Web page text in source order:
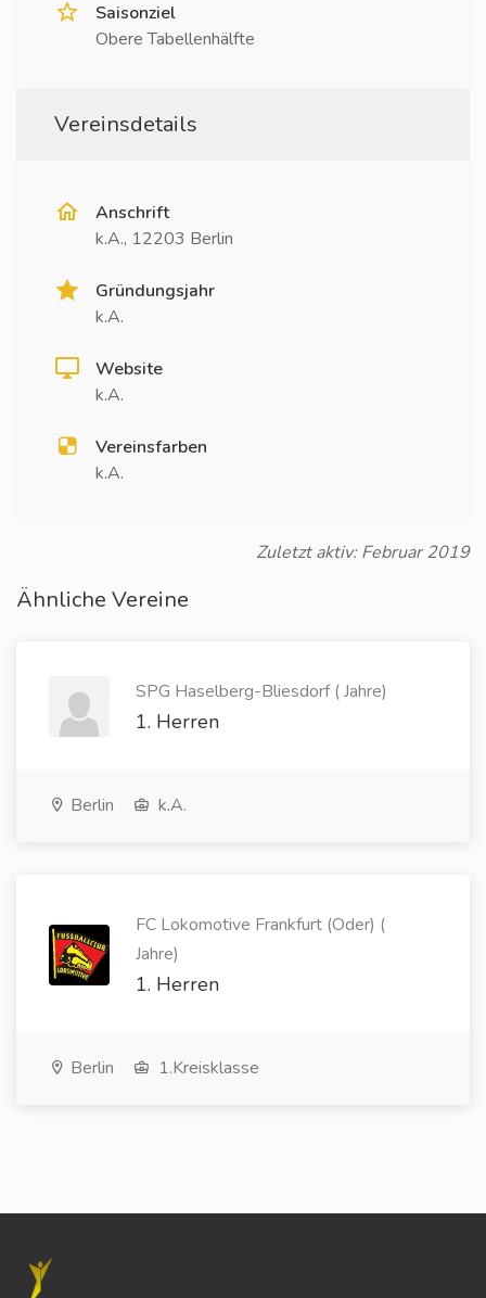
Saisonziel
Obere Tabellenhälfte
Vereinsdetails
Anschrift
k.A., 12203 Berlin
Gründungsjahr
k.A.
Website
k.A.
Vereinsfarben
k.A.
Zuletzt aktiv: Februar 2019
Ähnliche Vereine
SPG Haselberg-Bliesdorf ( Jahre)
1. Herren
Berlin k.A.
FC Lokomotive Frankfurt (Oder) (
Jahre)
1. Herren
Berlin 1.Kreisklasse